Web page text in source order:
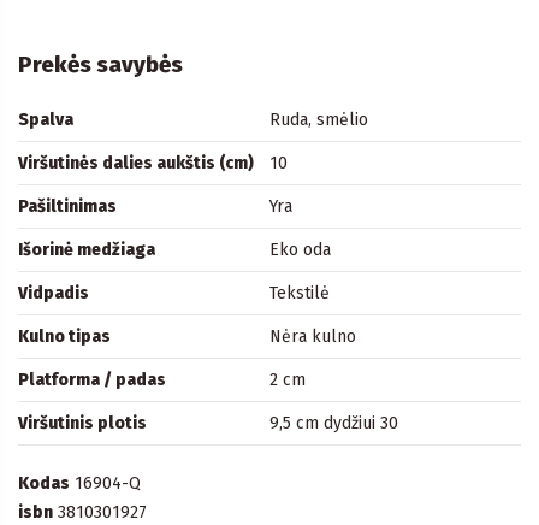
Prekės savybės
Spalva Ruda, smėlio
Viršutinės dalies aukštis (cm) 10
Pašiltinimas Yra
Išorinė medžiaga Eko oda
Vidpadis Tekstilė
Kulno tipas Nėra kulno
Platforma / padas 2 cm
Viršutinis plotis 9,5 cm dydžiui 30
Kodas 16904-Q
isbn 3810301927